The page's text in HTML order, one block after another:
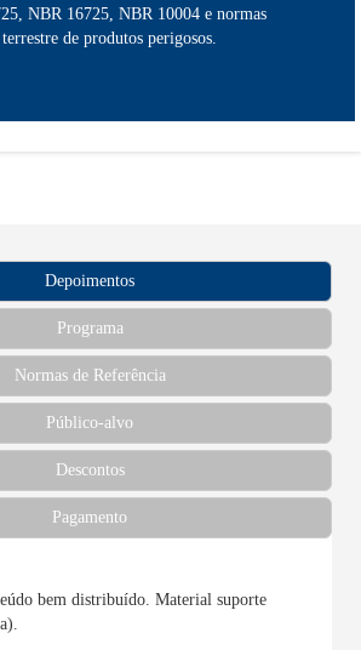
NBR 16725, NBR 10004 e normas
de produtos perigosos.
Depoimentos
Programa
Normas de Referência
Público-alvo
Descontos
Pagamento
bem distribuído. Material suporte